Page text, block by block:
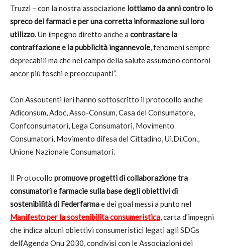
Truzzi – con la nostra associazione lottiamo da anni contro lo
spreco dei farmaci e per una corretta informazione sul loro
utilizzo. Un impegno diretto anche a contrastare la
contraffazione e la pubblicità ingannevole, fenomeni sempre
deprecabili ma che nel campo della salute assumono contorni
ancor più foschi e preoccupanti”.
Con Assoutenti ieri hanno sottoscritto il protocollo anche
Adiconsum, Adoc, Asso-Consum, Casa del Consumatore,
Confconsumatori, Lega Consumatori, Movimento
Consumatori, Movimento difesa del Cittadino, Ui.Di.Con.,
Unione Nazionale Consumatori.
Il Protocollo promuove progetti di collaborazione tra
consumatori e farmacie sulla base degli obiettivi di
sostenibilità di Federfarmae dei goal messi a punto nel
Manifesto per la sostenibilita consumeristica, carta d’impegni
che indica alcuni obiettivi consumeristici legati agli SDGs
dell’Agenda Onu 2030, condivisi con le Associazioni dei